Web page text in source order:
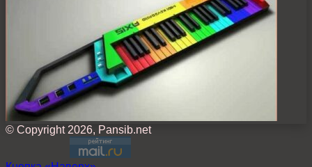
© Copyright 2026, Pansib.net